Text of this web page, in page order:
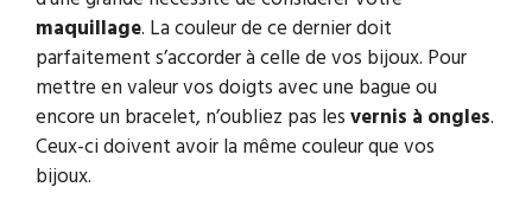
maquillage. La couleur de ce dernier doit
parfaitement s’accorder à celle de vos bijoux. Pour
mettre en valeur vos doigts avec une bague ou
encore un bracelet, n’oubliez pas lesvernis à ongles.
Ceux-ci doivent avoir la même couleur que vos
bijoux.